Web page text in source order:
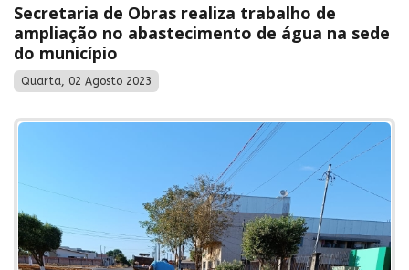
Secretaria de Obras realiza trabalho de
ampliação no abastecimento de água na sede
do município
Quarta, 02 Agosto 2023